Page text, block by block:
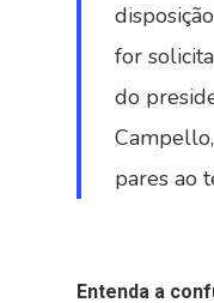
for
do
pares ao
Entenda a